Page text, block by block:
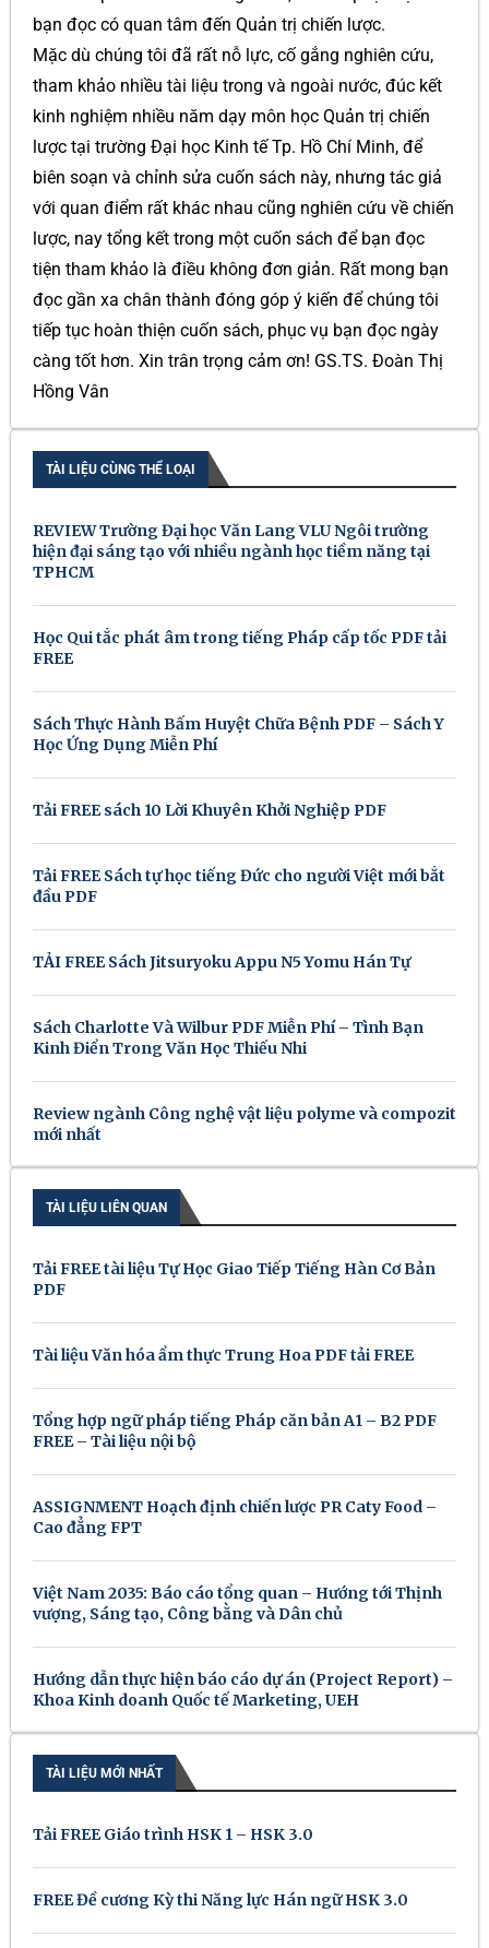
bạn đọc có quan tâm đến Quản trị chiến lược.
Mặc dù chúng tôi đã rất nỗ lực, cố gắng nghiên cứu,
tham khảo nhiều tài liệu trong và ngoài nước, đúc kết
kinh nghiệm nhiều năm dạy môn học Quản trị chiến
lược tại trường Đại học Kinh tế Tp. Hồ Chí Minh, để
biên soạn và chỉnh sửa cuốn sách này, nhưng tác giả
với quan điểm rất khác nhau cũng nghiên cứu về chiến
lược, nay tổng kết trong một cuốn sách để bạn đọc
tiện tham khảo là điều không đơn giản. Rất mong bạn
đọc gần xa chân thành đóng góp ý kiến để chúng tôi
tiếp tục hoàn thiện cuốn sách, phục vụ bạn đọc ngày
càng tốt hơn. Xin trân trọng cảm ơn! GS.TS. Đoàn Thị
Hồng Vân
TÀI LIỆU CÙNG THỂ LOẠI
REVIEW Trường Đại học Văn Lang VLU Ngôi trường
hiện đại sáng tạo với nhiều ngành học tiềm năng tại
TPHCM
Học Qui tắc phát âm trong tiếng Pháp cấp tốc PDF tải
FREE
Sách Thực Hành Bấm Huyệt Chữa Bệnh PDF – Sách Y
Học Ứng Dụng Miễn Phí
Tải FREE sách 10 Lời Khuyên Khởi Nghiệp PDF
Tải FREE Sách tự học tiếng Đức cho người Việt mới bắt
đầu PDF
TẢI FREE Sách Jitsuryoku Appu N5 Yomu Hán Tự
Sách Charlotte Và Wilbur PDF Miễn Phí – Tình Bạn
Kinh Điển Trong Văn Học Thiếu Nhi
Review ngành Công nghệ vật liệu polyme và compozit
mới nhất
TÀI LIỆU LIÊN QUAN
Tải FREE tài liệu Tự Học Giao Tiếp Tiếng Hàn Cơ Bản
PDF
Tài liệu Văn hóa ẩm thực Trung Hoa PDF tải FREE
Tổng hợp ngữ pháp tiếng Pháp căn bản A1 – B2 PDF
FREE – Tài liệu nội bộ
ASSIGNMENT Hoạch định chiến lược PR Caty Food –
Cao đẳng FPT
Việt Nam 2035: Báo cáo tổng quan – Hướng tới Thịnh
vượng, Sáng tạo, Công bằng và Dân chủ
Hướng dẫn thực hiện báo cáo dự án (Project Report) –
Khoa Kinh doanh Quốc tế Marketing, UEH
TÀI LIỆU MỚI NHẤT
Tải FREE Giáo trình HSK 1 – HSK 3.0
FREE Đề cương Kỳ thi Năng lực Hán ngữ HSK 3.0